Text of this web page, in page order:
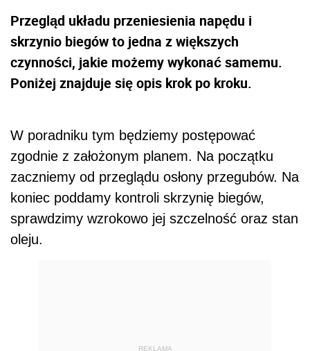
Przegląd układu przeniesienia napędu i
skrzynio biegów to jedna z większych
czynności, jakie możemy wykonać samemu.
Poniżej znajduje się opis krok po kroku.
W poradniku tym będziemy postępować
zgodnie z założonym planem. Na początku
zaczniemy od przeglądu osłony przegubów. Na
koniec poddamy kontroli skrzynię biegów,
sprawdzimy wzrokowo jej szczelność oraz stan
oleju.
REKLAMA